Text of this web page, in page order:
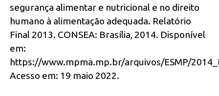
segurança alimentar e nutricional e no direito
humano à alimentação adequada. Relatório
Final 2013. CONSEA: Brasília, 2014. Disponível
em:
https://www.mpma.mp.br/arquivos/ESMP/
Acesso em: 19 maio 2022.